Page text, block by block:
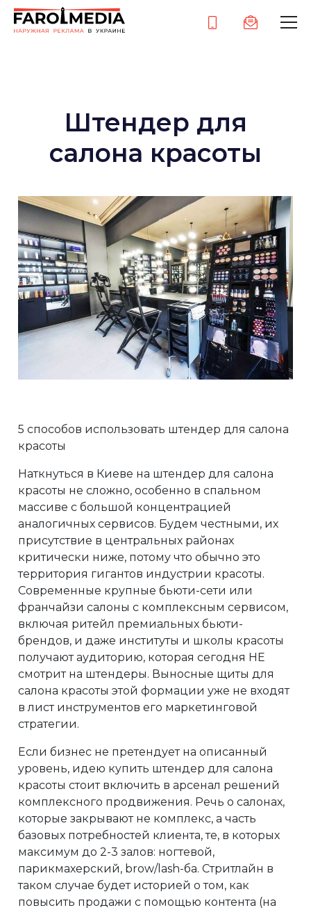
Штендер для
салона красоты
5 способов использовать штендер для салона
красоты
Наткнуться в Киеве на штендер для салона
красоты не сложно, особенно в спальном
массиве с большой концентрацией
аналогичных сервисов. Будем честными, их
присутствие в центральных районах
критически ниже, потому что обычно это
территория гигантов индустрии красоты.
Современные крупные бьюти-сети или
франчайзи салоны с комплексным сервисом,
включая ритейл премиальных бьюти-
брендов, и даже институты и школы красоты
получают аудиторию, которая сегодня НЕ
смотрит на штендеры. Выносные щиты для
салона красоты этой формации уже не входят
в лист инструментов его маркетинговой
стратегии.
Если бизнес не претендует на описанный
уровень, идею купить штендер для салона
красоты стоит включить в арсенал решений
комплексного продвижения. Речь о салонах,
которые закрывают не комплекс, а часть
базовых потребностей клиента, те, в которых
максимум до 2-3 залов: ногтевой,
парикмахерский, brow/lash-ба. Стритлайн в
таком случае будет историей о том, как
повысить продажи с помощью контента (на